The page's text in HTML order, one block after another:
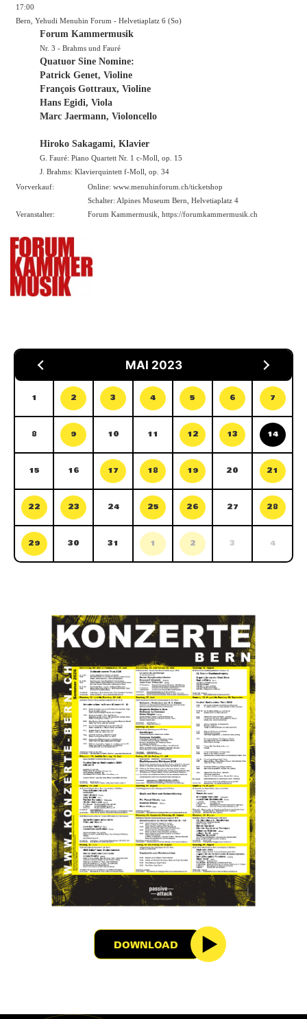
17:00
Bern, Yehudi Menuhin Forum - Helvetiaplatz 6 (So)
Forum Kammermusik
Nr. 3 - Brahms und Fauré
Quatuor Sine Nomine:
Patrick Genet, Violine
François Gottraux, Violine
Hans Egidi, Viola
Marc Jaermann, Violoncello
Hiroko Sakagami, Klavier
G. Fauré: Piano Quartett Nr. 1 c-Moll, op. 15
J. Brahms: Klavierquintett f-Moll, op. 34
Vorverkauf:
Online: www.menuhinforum.ch/ticketshop
Schalter: Alpines Museum Bern, Helvetiaplatz 4
Veranstalter:
Forum Kammermusik, https://forumkammermusik.ch
MAI 2023
1 2 3 4 5 6 7
8 9 10 11 12 13 14
15 16 17 18 19 20 21
22 23 24 25 26 27 28
29 30 31 1 2 3 4
DOWNLOAD